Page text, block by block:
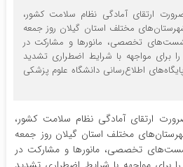
ارتقای آمادگی نظام سلامت کشور،
مختلف استان گیلان روز جمعه
برگزاری نشست‌های تخصصی، مانورها و مشارکت در
را برای مواجهه با شرایط اضطراری تشدید
اطلاع‌رسانی دانشگاه علوم پزشکی
ارتقای آمادگی نظام سلامت کشور،
مختلف استان گیلان روز جمعه
برگزاری نشست‌های تخصصی، مانورها و مشارکت در